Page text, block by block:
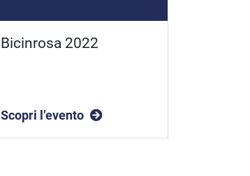
Bicinrosa 2022
Scopri l’evento